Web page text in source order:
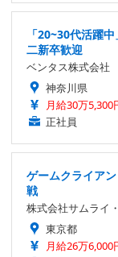
「20~30代活躍
二新卒歓迎
ベンタス株式会社
神奈川県
月給30万5,300
正社員
ゲームクライア
戦
株式会社サムライ
東京都
月給26万6,000